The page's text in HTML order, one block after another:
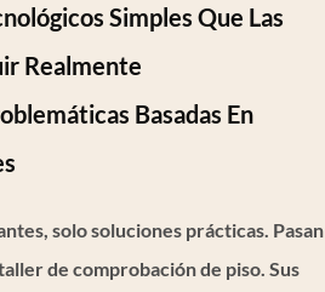
Simples Que Las
Realmente
Basadas En
solo soluciones prácticas. Pasan
de comprobación de piso. Sus